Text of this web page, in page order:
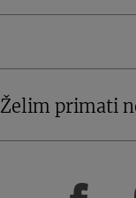
Želim primati